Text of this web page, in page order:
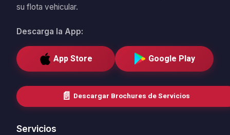
su flota vehicular.
Descarga la App:
App Store Google Play
📄 Descargar Brochures de Servicios
Servicios